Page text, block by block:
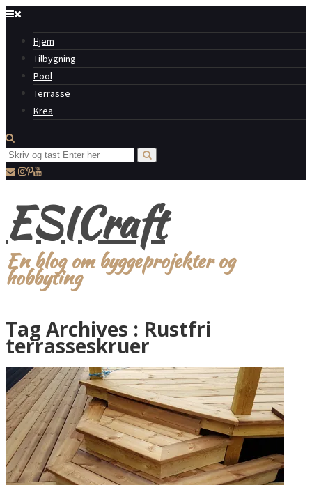
Hjem
Tilbygning
Pool
Terrasse
Krea
ESICraft
En blog om byggeprojekter og
hobbyting
Tag Archives : Rustfri
terrasseskruer